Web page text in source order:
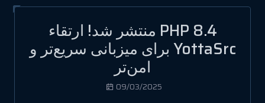
PHP 8.4 منتشر شد! ارتقاء
YottaSrc برای میزبانی سریع‌تر و
امن‌تر
09/03/2025